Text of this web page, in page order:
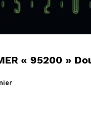
« 95200 »